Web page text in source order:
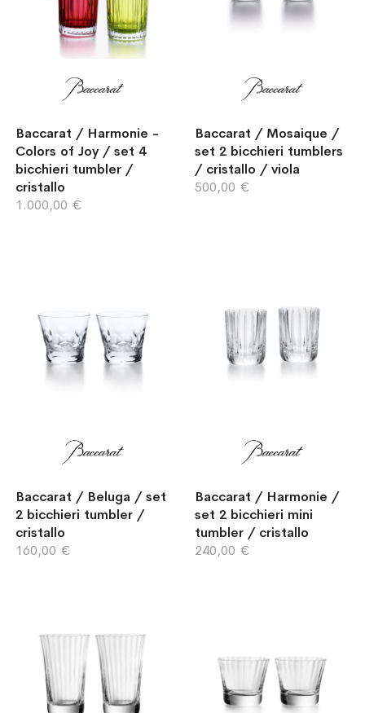
Baccarat / Harmonie -
Colors of Joy / set 4
bicchieri tumbler /
cristallo
1.000,00 €
Baccarat / Mosaique /
set 2 bicchieri tumblers
/ cristallo / viola
500,00 €
Baccarat / Beluga / set
2 bicchieri tumbler /
cristallo
160,00 €
Baccarat / Harmonie /
set 2 bicchieri mini
tumbler / cristallo
240,00 €